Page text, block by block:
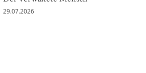
29.07.2026